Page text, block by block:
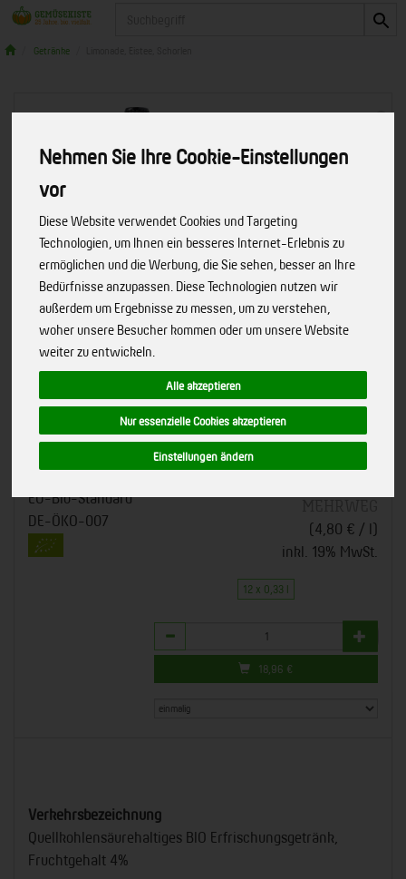
Nehmen Sie Ihre Cookie-Einstellungen
vor
Diese Website verwendet Cookies und Targeting
Technologien, um Ihnen ein besseres Internet-Erlebnis zu
ermöglichen und die Werbung, die Sie sehen, besser an Ihre
Bedürfnisse anzupassen. Diese Technologien nutzen wir
außerdem um Ergebnisse zu messen, um zu verstehen,
woher unsere Besucher kommen oder um unsere Website
weiter zu entwickeln.
Alle akzeptieren
Nur essenzielle Cookies akzeptieren
Einstellungen ändern
Getränke
Bio Zisch Holunderblüte (12 x 0,33 l)
(Voe)
BioZisch Holunderblüte - Erfrischung hoch drei!
Art.-Nr.
EU-Bio-Standard
DE-ÖKO-007
18,96 € * / 12 x 0,33 l
(4,80 € / l)
inkl. 19% MwSt.
12 x 0,33 l
Anzahl
18,96 €
Verkehrsbezeichnung
Quellkohlensäurehaltiges BIO Erfrischungsgetränk,
Fruchtgehalt 4%